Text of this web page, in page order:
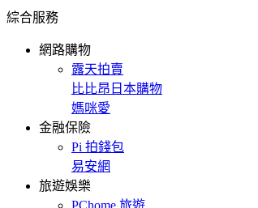
綜合服務
網路購物
露天拍賣
比比昂日本購物
媽咪愛
金融保險
Pi 拍錢包
易安網
旅遊娛樂
PChome 旅遊